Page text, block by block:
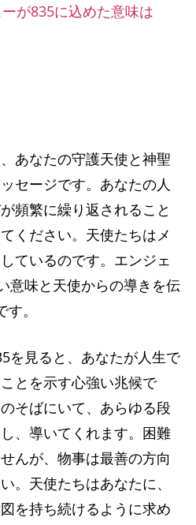
が835に込めた意味は
あなたの守護天使と神聖
セージです。あなたの人
頻繁に繰り返されること
ください。天使たちはメ
ているのです。エンジェ
意味と天使からの導きを伝
。
を見ると、あなたが人生で
とを示す心強い兆候で
そばにいて、あらゆる段
、導いてくれます。困難
んが、物事は最善の方向
。天使たちはあなたに、
を持ち続けるように求め